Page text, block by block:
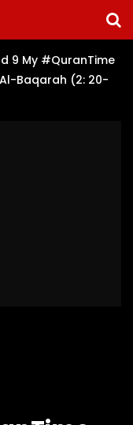
9 My #QuranTime
Baqarah (2: 20-